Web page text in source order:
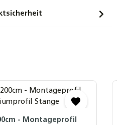
- Montageprofil